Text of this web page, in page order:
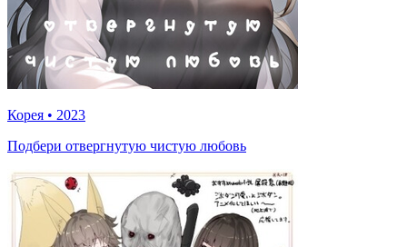
Корея • 2023
Подбери отвергнутую чистую любовь